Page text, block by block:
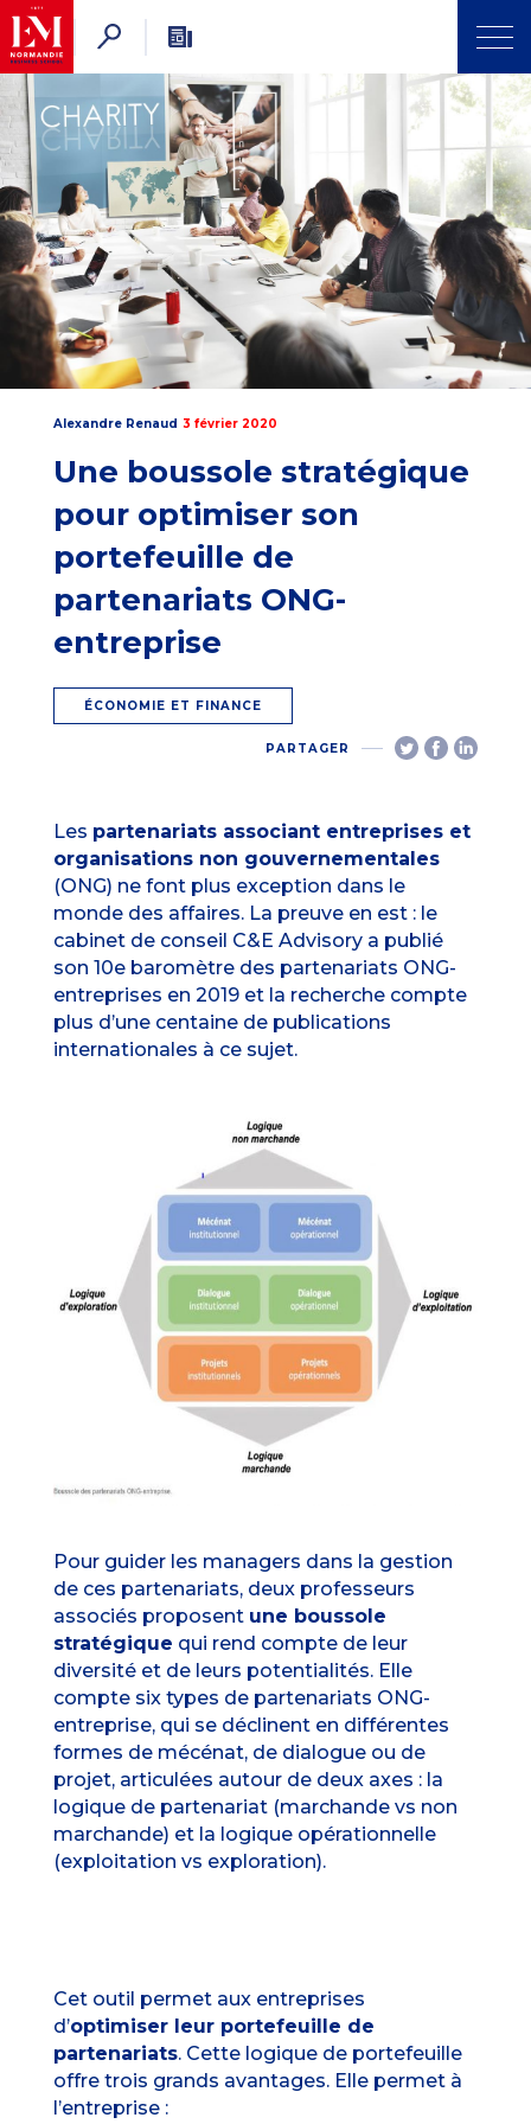
Alexandre Renaud 3 février 2020
Une boussole stratégique
pour optimiser son
portefeuille de
partenariats ONG-
entreprise
ÉCONOMIE ET FINANCE
PARTAGER
Les partenariats associant entreprises et
organisations non gouvernementales
(ONG) ne font plus exception dans le
monde des affaires. La preuve en est : le
cabinet de conseil C&E Advisory a publié
son 10e baromètre des partenariats ONG-
entreprises en 2019 et la recherche compte
plus d’une centaine de publications
internationales à ce sujet.
Pour guider les managers dans la gestion
de ces partenariats, deux professeurs
associés proposent une boussole
stratégique qui rend compte de leur
diversité et de leurs potentialités. Elle
compte six types de partenariats ONG-
entreprise, qui se déclinent en différentes
formes de mécénat, de dialogue ou de
projet, articulées autour de deux axes : la
logique de partenariat (marchande vs non
marchande) et la logique opérationnelle
(exploitation vs exploration).
Cet outil permet aux entreprises
d’optimiser leur portefeuille de
partenariats. Cette logique de portefeuille
offre trois grands avantages. Elle permet à
l’entreprise :